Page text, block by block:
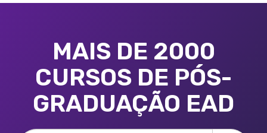
MAIS DE 2000
CURSOS DE PÓS-
GRADUAÇÃO EAD